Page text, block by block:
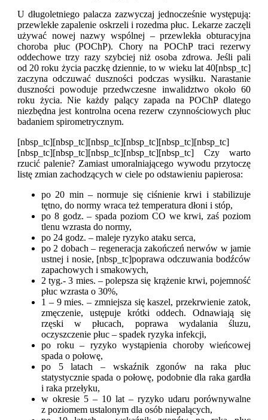
U długoletniego palacza zazwyczaj jednocześnie występują:
przewlekłe zapalenie oskrzeli i rozedma płuc. Lekarze zaczęli
używać nowej nazwy wspólnej – przewlekła obturacyjna
choroba płuc (POChP). Chory na POChP traci rezerwy
oddechowe trzy razy szybciej niż osoba zdrowa. Jeśli pali
od 20 roku życia paczkę dziennie, to w wieku lat 40[nbsp_tc]
zaczyna odczuwać duszności podczas wysiłku. Narastanie
duszności powoduje przedwczesne inwalidztwo około 60
roku życia. Nie każdy palący zapada na POChP dlatego
niezbędna jest kontrolna ocena rezerw czynnościowych płuc
badaniem spirometrycznym.
[nbsp_tc][nbsp_tc][nbsp_tc][nbsp_tc][nbsp_tc][nbsp_tc]
[nbsp_tc][nbsp_tc][nbsp_tc][nbsp_tc][nbsp_tc] Czy warto
rzucić palenie? Zamiast umoralniającego wywodu przytoczę
listę zmian zachodzących w ciele po odstawieniu papierosa:
po 20 min – normuje się ciśnienie krwi i stabilizuje
tętno, do normy wraca też temperatura dłoni i stóp,
po 8 godz. – spada poziom CO we krwi, zaś poziom
tlenu wzrasta do normy,
po 24 godz. – maleje ryzyko ataku serca,
po 2 dobach – regeneracja zakończeń nerwów w jamie
ustnej i nosie, [nbsp_tc]poprawa odczuwania bodźców
zapachowych i smakowych,
2 tyg.- 3 mies. – polepsza się krążenie krwi, pojemność
płuc wzrasta o 30%,
1 – 9 mies. – zmniejsza się kaszel, przekrwienie zatok,
zmęczenie, ustępuje krótki oddech. Odnawiają się
rzęski w płucach, poprawa wydalania śluzu,
oczyszczenie płuc – spadek ryzyka infekcji,
po roku – ryzyko wystąpienia choroby wieńcowej
spada o połowę,
po 5 latach – wskaźnik zgonów na raka płuc
statystycznie spada o połowę, podobnie dla raka gardła
i raka przełyku,
w okresie 5 – 10 lat – ryzyko udaru porównywalne
z poziomem ustalonym dla osób niepalących,